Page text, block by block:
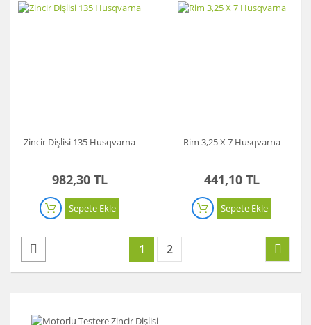
Zincir Dişlisi 135 Husqvarna
982,30 TL
Sepete Ekle
Rim 3,25 X 7 Husqvarna
441,10 TL
Sepete Ekle
1 2